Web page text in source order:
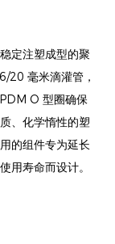
定注塑成型的聚
20 毫米滴灌管，
O 型圈确保
、化学惰性的塑
的组件专为延长
用寿命而设计。